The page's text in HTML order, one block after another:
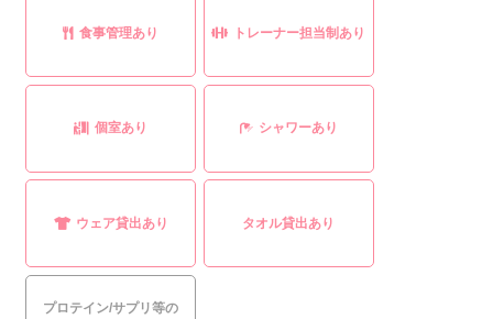
食事管理あり トレーナー担当制あり
個室あり シャワーあり
ウェア貸出あり タオル貸出あり
プロテイン/サプリ等の